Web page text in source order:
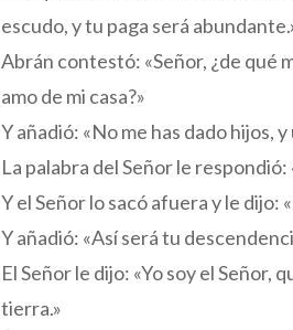
escudo, y tu paga será
Abrán contestó: «Señor, ¿de qué
amo de mi casa?»
Y añadió: «No me has dado hijos,
La palabra del Señor le
Y el Señor lo sacó afuera y le dijo:
Y añadió: «Así será tu
El Señor le dijo: «Yo soy el Señor,
tierra.»